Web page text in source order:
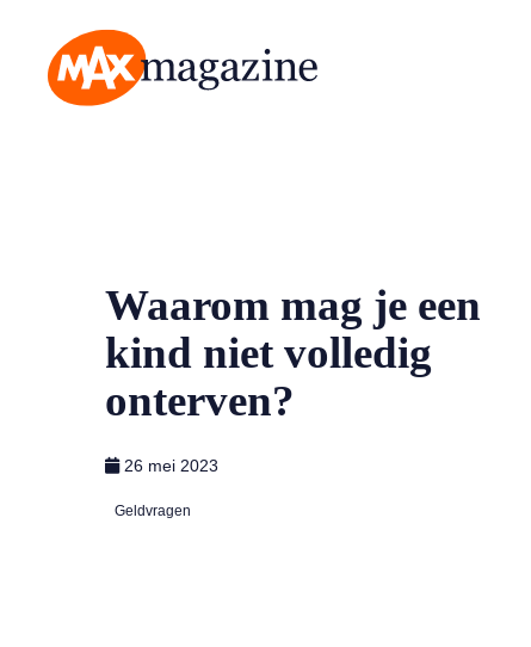
Waarom mag je een
kind niet volledig
onterven?
26 mei 2023
Geldvragen